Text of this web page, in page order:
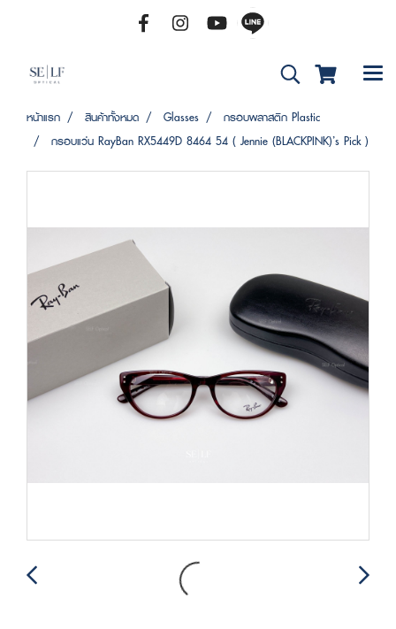
หน้าแรก สินค้าทั้งหมด Glasses
กรอบพลาสติก Plastic
กรอบแว่น RayBan RX5449D 8464 54 ( Jennie (BLACKPINK)’s Pick )